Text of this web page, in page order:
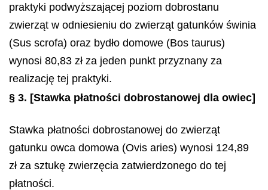
praktyki podwyższającej poziom dobrostanu
zwierząt w odniesieniu do zwierząt gatunków świnia
(Sus scrofa) oraz bydło domowe (Bos taurus)
wynosi 80,83 zł za jeden punkt przyznany za
realizację tej praktyki.
§ 3. [Stawka płatności dobrostanowej dla owiec]
Stawka płatności dobrostanowej do zwierząt
gatunku owca domowa (Ovis aries) wynosi 124,89
zł za sztukę zwierzęcia zatwierdzonego do tej
płatności.